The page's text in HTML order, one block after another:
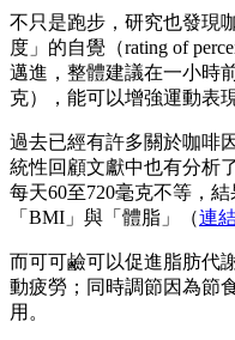
不只是跑步，研究也發現
度」的自覺（rating of
邁進，整體建議在一小時
克），能可以增強運動表
過去已經有許多關於咖啡
統性回顧文獻中也有分析
每天60至720毫克不等，
「BMI」與「體脂」（連
而可可鹼可以促進脂肪代
動疲勞；同時調節因為節
用。